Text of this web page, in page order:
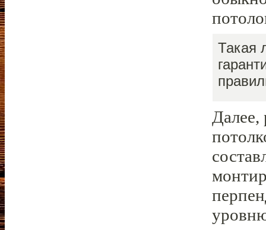
Такая
Далее,